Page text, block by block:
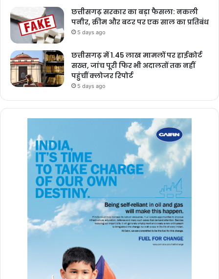
छत्तीसगढ़ सरकार का बड़ा फैसला: नकली
पनीर, क्रीम और बटर पर एक साल का प्रतिबंध
5 days ago
छत्तीसगढ़ में 1.45 लाख मामलों पर हाईकोर्ट
सख्त, जांच पूरी फिर भी अदालतों तक नहीं
पहुंचीं क्लोजर रिपोर्ट
5 days ago